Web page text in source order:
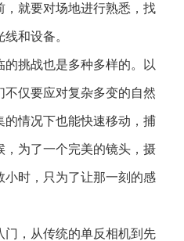
就要对场地进行熟悉，找
和设备。
挑战也是多种多样的。以
仅要应对复杂多变的自然
情况下也能快速移动，捕
为了一个完美的镜头，摄
时，只为了让那一刻的感
，从传统的单反相机到先